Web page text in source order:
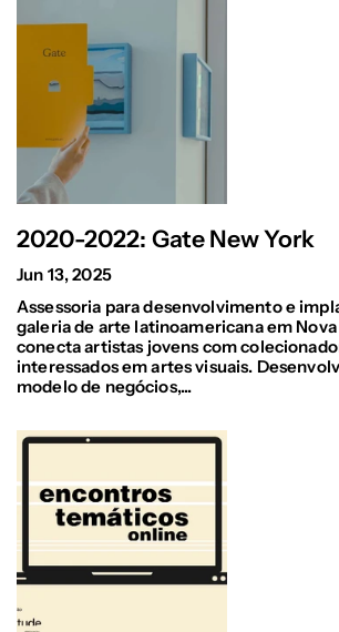
2020-2022: Gate New York
Jun 13, 2025
Assessoria para desenvolvimento e
galeria de arte latinoamericana em
conecta artistas jovens com
interessados em artes visuais.
modelo de negócios,...